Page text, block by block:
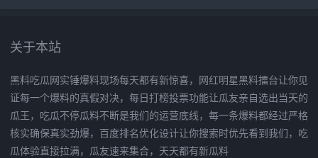
关于本站
黑料吃瓜网实锤爆料现场每天都有新惊喜，网红明星黑料擂台让你见
证每一个爆料的真假对决，每日打榜投票功能让瓜友亲自选出当天的
瓜王，吃瓜不停瓜料不断是我们的运营底线，每一条爆料都经过严格
核实确保真实劲爆，百度排名优化设计让你搜索时优先看到我们，吃
瓜体验直接拉满，瓜友速来集合，天天都有新瓜料